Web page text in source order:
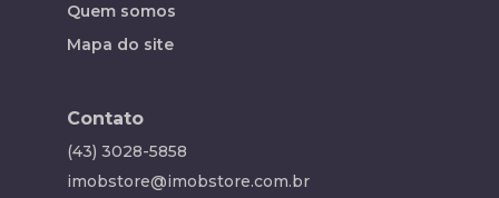
Quem somos
Mapa do site
Contato
(43) 3028-5858
imobstore@imobstore.com.br